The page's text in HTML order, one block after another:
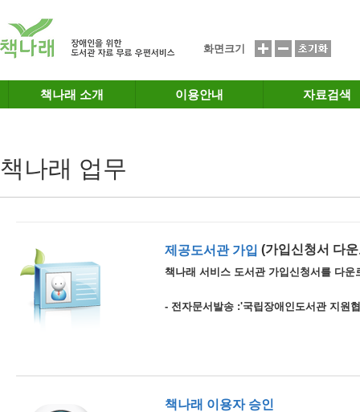
화면크기
책나래 소개 이용안내 자료검색
책나래 업무
제공도서관 가입 (가입신청서 다
책나래 서비스 도서관 가입신청서를 다
- 전자문서발송 :'국립장애인도서관 지원
책나래 이용자 승인